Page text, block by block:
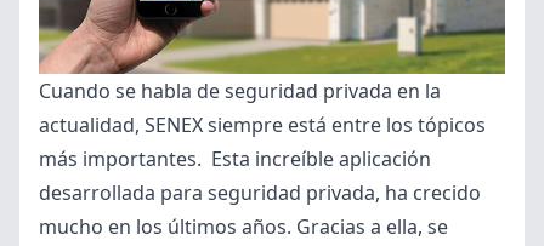
Cuando se habla de seguridad privada en la
actualidad, SENEX siempre está entre los tópicos
más importantes. Esta increíble aplicación
desarrollada para seguridad privada, ha crecido
mucho en los últimos años. Gracias a ella, se